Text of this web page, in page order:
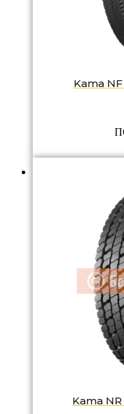
Kama NF
Kama NR